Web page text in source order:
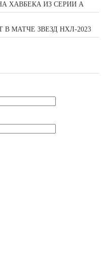
ХАВБЕКА ИЗ СЕРИИ А
МАТЧЕ ЗВЕЗД НХЛ-2023